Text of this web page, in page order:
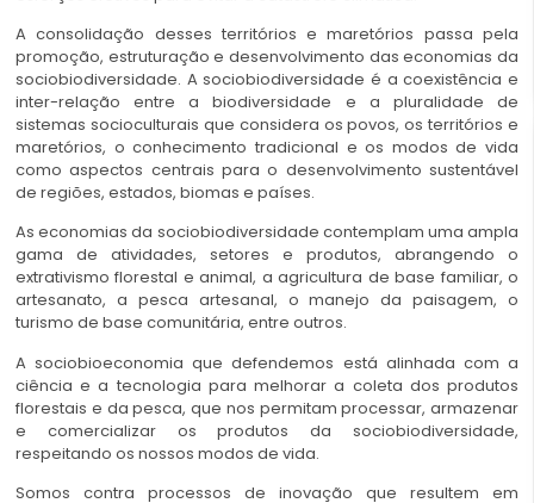
A consolidação desses territórios e maretórios passa pela
promoção, estruturação e desenvolvimento das economias da
sociobiodiversidade. A sociobiodiversidade é a coexistência e
inter-relação entre a biodiversidade e a pluralidade de
sistemas socioculturais que considera os povos, os territórios e
maretórios, o conhecimento tradicional e os modos de vida
como aspectos centrais para o desenvolvimento sustentável
de regiões, estados, biomas e países.
As economias da sociobiodiversidade contemplam uma ampla
gama de atividades, setores e produtos, abrangendo o
extrativismo florestal e animal, a agricultura de base familiar, o
artesanato, a pesca artesanal, o manejo da paisagem, o
turismo de base comunitária, entre outros.
A sociobioeconomia que defendemos está alinhada com a
ciência e a tecnologia para melhorar a coleta dos produtos
florestais e da pesca, que nos permitam processar, armazenar
e comercializar os produtos da sociobiodiversidade,
respeitando os nossos modos de vida.
Somos contra processos de inovação que resultem em